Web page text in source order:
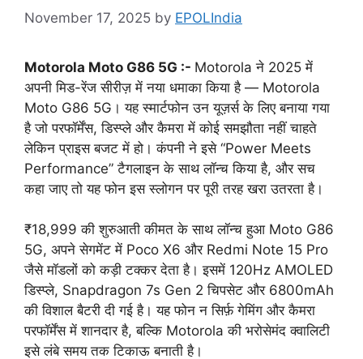
November 17, 2025 by EPOLIndia
Motorola Moto G86 5G :- Motorola ने 2025 में
अपनी मिड-रेंज सीरीज़ में नया धमाका किया है — Motorola
Moto G86 5G। यह स्मार्टफोन उन यूज़र्स के लिए बनाया गया
है जो परफॉर्मेंस, डिस्प्ले और कैमरा में कोई समझौता नहीं चाहते
लेकिन प्राइस बजट में हो। कंपनी ने इसे “Power Meets
Performance” टैगलाइन के साथ लॉन्च किया है, और सच
कहा जाए तो यह फोन इस स्लोगन पर पूरी तरह खरा उतरता है।
₹18,999 की शुरुआती कीमत के साथ लॉन्च हुआ Moto G86
5G, अपने सेगमेंट में Poco X6 और Redmi Note 15 Pro
जैसे मॉडलों को कड़ी टक्कर देता है। इसमें 120Hz AMOLED
डिस्प्ले, Snapdragon 7s Gen 2 चिपसेट और 6800mAh
की विशाल बैटरी दी गई है। यह फोन न सिर्फ़ गेमिंग और कैमरा
परफॉर्मेंस में शानदार है, बल्कि Motorola की भरोसेमंद क्वालिटी
इसे लंबे समय तक टिकाऊ बनाती है।